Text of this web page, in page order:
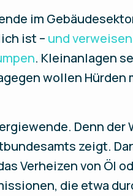
im
ist – und
. Kleinanlagen
wollen
Denn
zeigt.
Verheizen von Öl
die etwa